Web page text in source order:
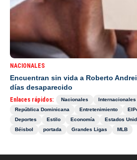
NACIONALES
Encuentran sin vida a Roberto
días desaparecido
Enlaces rápidos: Nacionales Internacionales
República Dominicana
Entretenimiento
Deportes
Estilo Economía Estados
Béisbol
portada Grandes Ligas MLB